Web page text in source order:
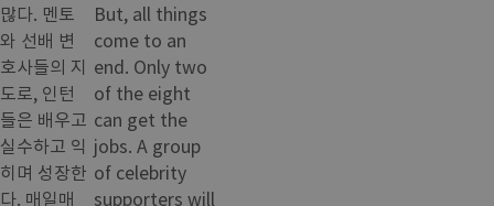
많다. 멘토
와 선배 변
호사들의 지
도로, 인턴
들은 배우고
실수하고 익
히며 성장한
다. 매일매
But, all things
come to an
end. Only two
of the eight
can get the
jobs. A group
of celebrity
supporters will